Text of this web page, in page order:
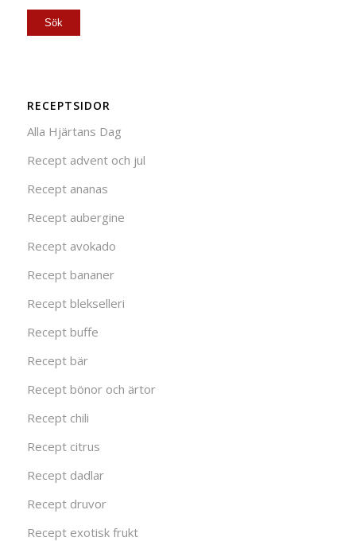
RECEPTSIDOR
Alla Hjärtans Dag
Recept advent och jul
Recept ananas
Recept aubergine
Recept avokado
Recept bananer
Recept blekselleri
Recept buffe
Recept bär
Recept bönor och ärtor
Recept chili
Recept citrus
Recept dadlar
Recept druvor
Recept exotisk frukt